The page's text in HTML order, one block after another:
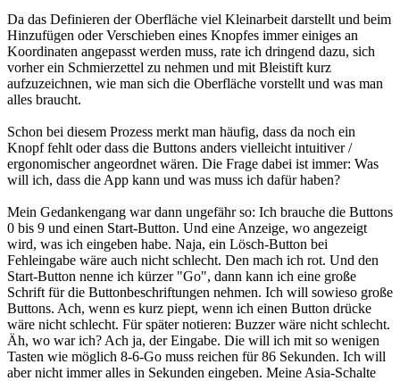
Da das Definieren der Oberfläche viel Kleinarbeit darstellt und beim
Hinzufügen oder Verschieben eines Knopfes immer einiges an
Koordinaten angepasst werden muss, rate ich dringend dazu, sich
vorher ein Schmierzettel zu nehmen und mit Bleistift kurz
aufzuzeichnen, wie man sich die Oberfläche vorstellt und was man
alles braucht.
Schon bei diesem Prozess merkt man häufig, dass da noch ein
Knopf fehlt oder dass die Buttons anders vielleicht intuitiver /
ergonomischer angeordnet wären. Die Frage dabei ist immer: Was
will ich, dass die App kann und was muss ich dafür haben?
Mein Gedankengang war dann ungefähr so: Ich brauche die Buttons
0 bis 9 und einen Start-Button. Und eine Anzeige, wo angezeigt
wird, was ich eingeben habe. Naja, ein Lösch-Button bei
Fehleingabe wäre auch nicht schlecht. Den mach ich rot. Und den
Start-Button nenne ich kürzer "Go", dann kann ich eine große
Schrift für die Buttonbeschriftungen nehmen. Ich will sowieso große
Buttons. Ach, wenn es kurz piept, wenn ich einen Button drücke
wäre nicht schlecht. Für später notieren: Buzzer wäre nicht schlecht.
Äh, wo war ich? Ach ja, der Eingabe. Die will ich mit so wenigen
Tasten wie möglich 8-6-Go muss reichen für 86 Sekunden. Ich will
aber nicht immer alles in Sekunden eingeben. Meine Asia-Schalte